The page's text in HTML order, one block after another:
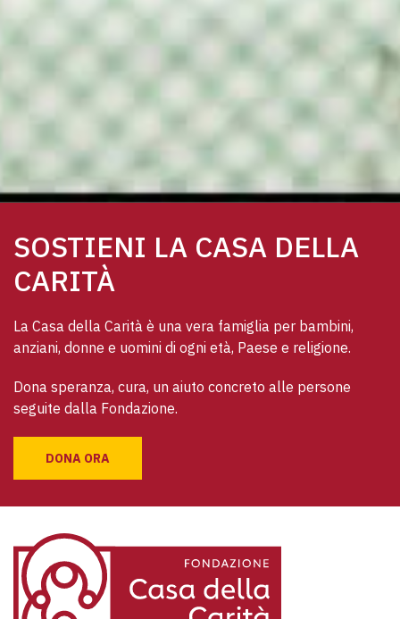
SOSTIENI LA CASA DELLA
CARITÀ
La Casa della Carità è una vera famiglia per bambini,
anziani, donne e uomini di ogni età, Paese e religione.
Dona speranza, cura, un aiuto concreto alle persone
seguite dalla Fondazione.
DONA ORA